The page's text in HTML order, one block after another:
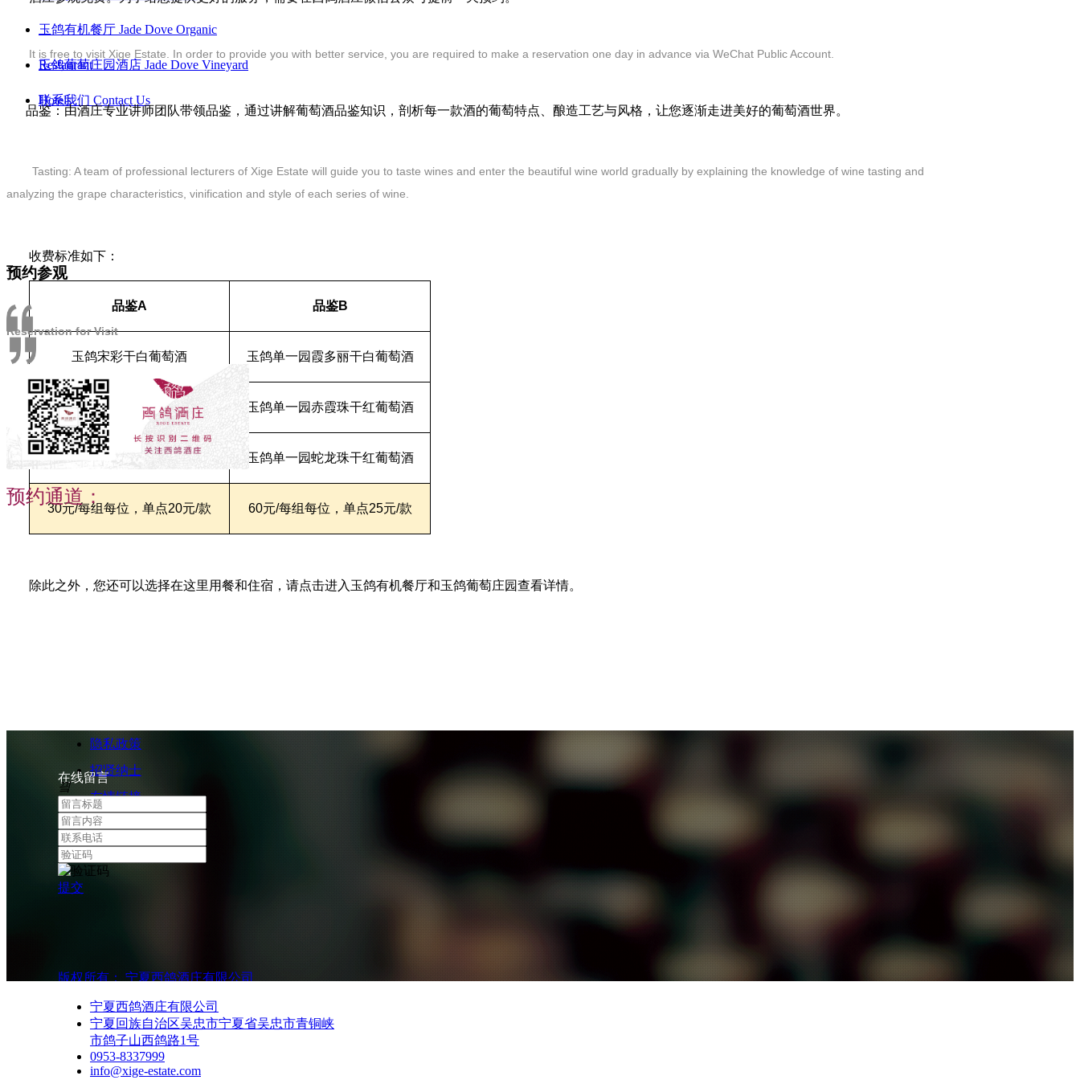
玉鸽有机餐厅 Jade Dove Organic
Restaurant
玉鸽葡萄庄园酒店 Jade Dove Vineyard
Hotels
联系我们 Contact Us
It is free to visit Xige Estate. In order to provide you with better service, you are required to make a reservation one day in advance via WeChat Public Account.
品鉴：由酒庄专业讲师团队带领品鉴，通过讲解葡萄酒品鉴知识，剖析每一款酒的葡萄特点、酿造工艺与风格，让您逐渐走进美好的葡萄酒世界。
Tasting: A team of professional lecturers of Xige Estate will guide you to taste wines and enter the beautiful wine world gradually by explaining the knowledge of wine tasting and
analyzing the grape characteristics, vinification and style of each series of wine.
收费标准如下：
品鉴A 品鉴B
玉鸽宋彩干白葡萄酒 玉鸽单一园霞多丽干白葡萄酒
玉鸽宋彩桃红葡萄酒 玉鸽单一园赤霞珠干红葡萄酒
贺兰红赤霞珠干红葡萄酒N.28 玉鸽单一园蛇龙珠干红葡萄酒
30元/每组每位，单点20元/款 60元/每组每位，单点25元/款
除此之外，您还可以选择在这里用餐和住宿，请点击进入玉鸽有机餐厅和玉鸽葡萄庄园查看详情。
预约参观
Reservation for Visit
预约通道：
隐私政策
招贤纳士
友情链接
在线留言
끸
提交
版权所有： 宁夏西鸽酒庄有限公司
宁夏西鸽酒庄有限公司
宁夏回族自治区吴忠市宁夏省吴忠市青铜峡
市鸽子山西鸽路1号
0953-8337999
info@xige-estate.com